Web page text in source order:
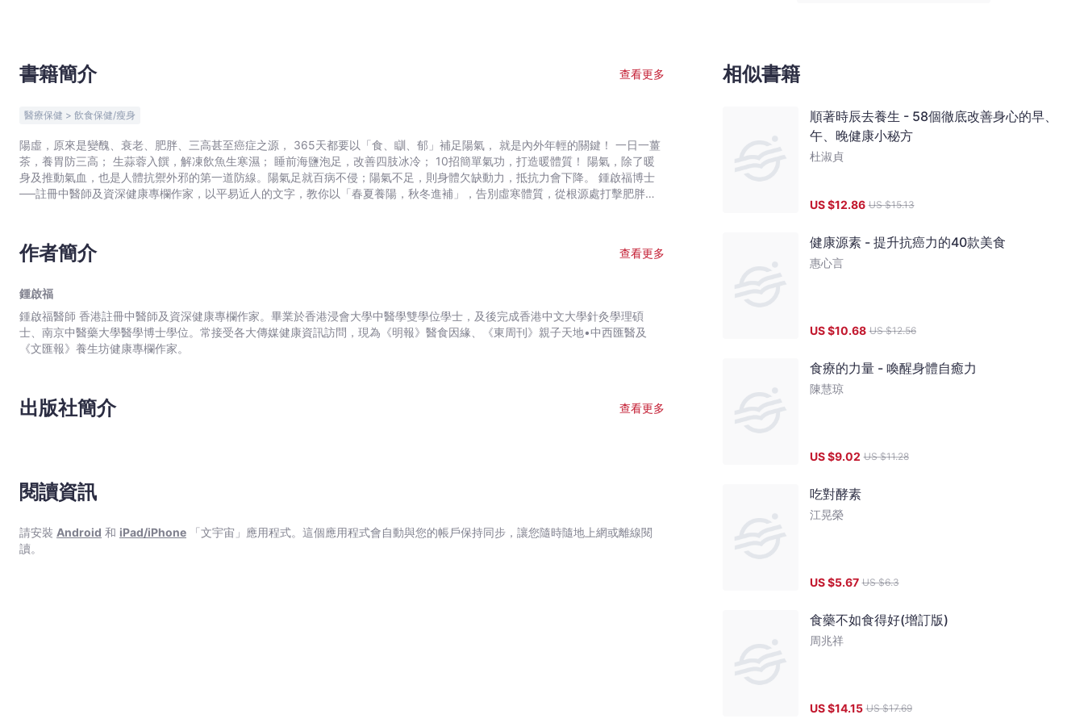
宙
｜
Bookniverse
書籍簡介 查看更多
醫療保健 > 飲食保健/瘦身
陽虛，原來是變醜、衰老、肥胖、三高甚至癌症之源， 365天都要以「食、瞓、郁」補足陽氣， 就是內外年輕的關鍵！ 一日一薑
茶，養胃防三高； 生蒜蓉入饌，解凍飲魚生寒濕； 睡前海鹽泡足，改善四肢冰冷； 10招簡單氣功，打造暖體質！ 陽氣，除了暖
身及推動氣血，也是人體抗禦外邪的第一道防線。陽氣足就百病不侵；陽氣不足，則身體欠缺動力，抵抗力會下降。 鍾啟福博士
──註冊中醫師及資深健康專欄作家，以平易近人的文字，教你以「春夏養陽，秋冬進補」，告別虛寒體質，從根源處打擊肥胖、
作者簡介 查看更多
鍾啟福
鍾啟福醫師 香港註冊中醫師及資深健康專欄作家。畢業於香港浸會大學中醫學雙學位學士，及後完成香港中文大學針灸學理碩
士、南京中醫藥大學醫學博士學位。常接受各大傳媒健康資訊訪問，現為《明報》醫食因緣、《東周刊》親子天地•中西匯醫及
《文匯報》養生坊健康專欄作家。
出版社簡介 查看更多
閱讀資訊
請安裝 Android 和 iPad/iPhone 「文宇宙」應用程式。這個應用程式會自動與您的帳戶保持同步，讓您隨時隨地上網或離線閱
讀。
相似書籍
順著時辰去養生 - 58個徹底改善身心的早、
午、晚健康小秘方
杜淑貞
US $12.86 US $15.13
健康源素 - 提升抗癌力的40款美食
惠心言
US $10.68 US $12.56
食療的力量 - 喚醒身體自癒力
陳慧琼
US $9.02 US $11.28
吃對酵素
江晃榮
US $5.67 US $6.3
食藥不如食得好(增訂版)
周兆祥
US $14.15 US $17.69